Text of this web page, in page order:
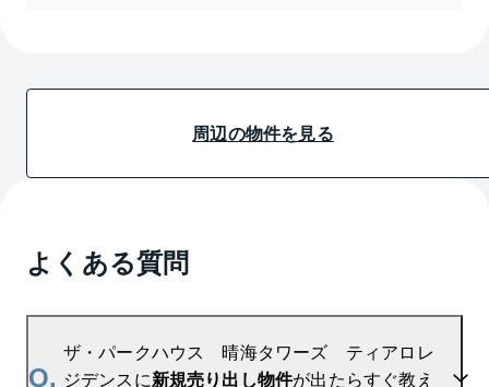
周辺の物件を見る
よくある質問
Q.
ザ・パークハウス 晴海タワーズ ティアロレ
ジデンスに新規売り出し物件が出たらすぐ教え